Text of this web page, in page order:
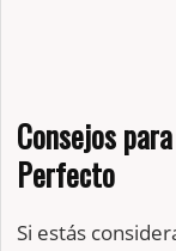
Consejos
Perfecto
Si estás